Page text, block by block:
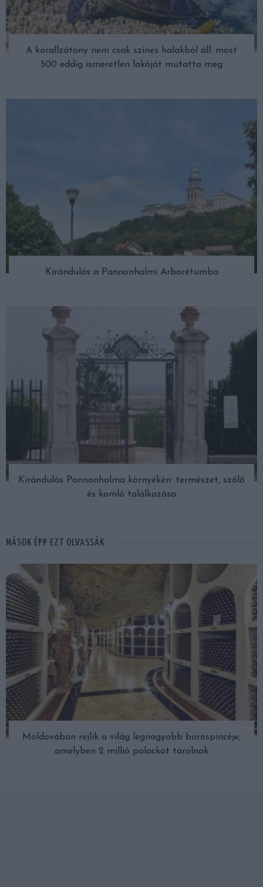
A korallzátony nem csak színes halakból áll: most
500 eddig ismeretlen lakóját mutatta meg
Kirándulás a Pannonhalmi Arborétumba
Kirándulás Pannonhalma környékén: természet, szőlő
és komló találkozása
MÁSOK ÉPP EZT OLVASSÁK
Moldovában rejlik a világ legnagyobb borospincéje,
amelyben 2 millió palackot tárolnak